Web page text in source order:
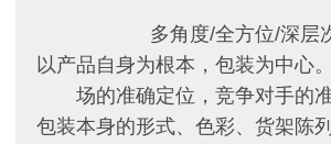
多角度/全方位/深层
以产品自身为根本，包装为中心
场的准确定位，竞争对手的
包装本身的形式、色彩、货架陈